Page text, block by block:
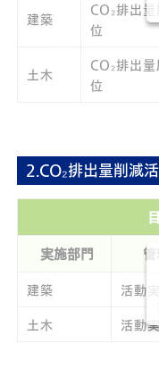
建築
CO₂排出
位
土木
CO₂排出量
位
2.CO₂排出量削減
実施部門 管
建築 活動
土木 活動